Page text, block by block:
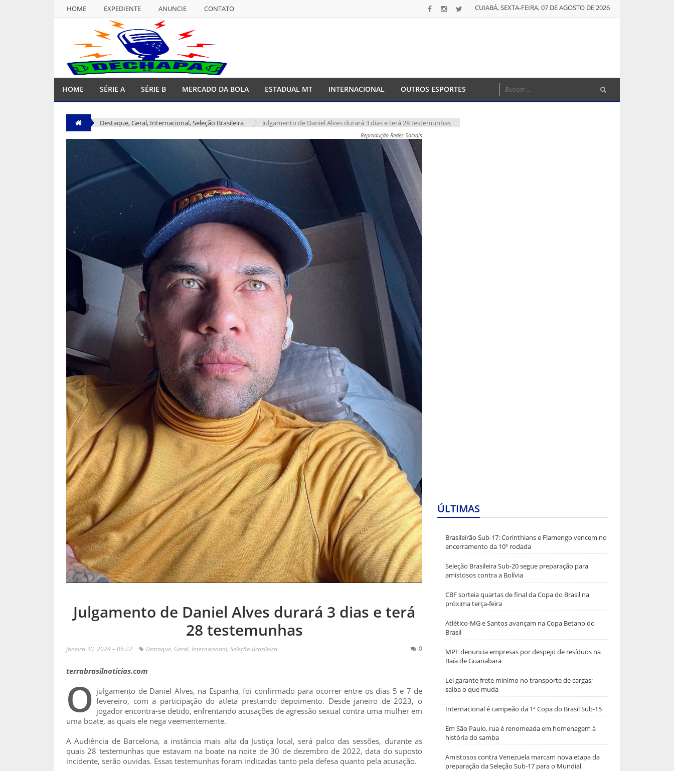
HOME EXPEDIENTE ANUNCIE
CONTATO
EXPEDIENTE ANUNCIE
CUIABÁ, SEXTA-FEIRA, 07 DE AGOSTO DE 2026
HOME SÉRIE A SÉRIE B MERCADO DA BOLA ESTADUAL MT INTERNACIONAL OUTROS ESPORTES
Destaque,Geral, Internacional,Seleção Brasileira Julgamento de Daniel Alves durará 3 dias e terá 28 testemunhas
Reprodução Redes Sociais
Julgamento de Daniel Alves durará 3 dias e terá
28 testemunhas
janeiro 30, 2024 – 06:22 Destaque, Geral, Internacional, Seleção Brasileira 0
terrabrasilnoticias.com
O julgamento de Daniel Alves, na Espanha, foi confirmado para ocorrer entre os dias 5 e 7 de
fevereiro, com a participação do atleta prestando depoimento. Desde janeiro de 2023, o
jogador encontra-se detido, enfrentando acusações de agressão sexual contra uma mulher em
uma boate, as quais ele nega veementemente.
A Audiência de Barcelona, a instância mais alta da Justiça local, será palco das sessões, durante as
quais 28 testemunhas que estavam na boate na noite de 30 de dezembro de 2022, data do suposto
incidente, serão ouvidas. Essas testemunhas foram indicadas tanto pela defesa quanto pela acusação.
ÚLTIMAS
Brasileirão Sub-17: Corinthians e Flamengo vencem no
encerramento da 10ª rodada
Seleção Brasileira Sub-20 segue preparação para
amistosos contra a Bolívia
CBF sorteia quartas de final da Copa do Brasil na
próxima terça-feira
Atlético-MG e Santos avançam na Copa Betano do
Brasil
MPF denuncia empresas por despejo de resíduos na
Baía de Guanabara
Lei garante frete mínimo no transporte de cargas;
saiba o que muda
Internacional é campeão da 1ª Copa do Brasil Sub-15
Em São Paulo, rua é renomeada em homenagem à
história do samba
Amistosos contra Venezuela marcam nova etapa da
preparação da Seleção Sub-17 para o Mundial